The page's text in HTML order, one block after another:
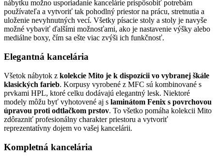
nábytku možno usporiadanie kancelárie prispôsobiť potrebám
používateľa a vytvoriť tak pohodlný priestor na prácu, stretnutia a
uloženie nevyhnutných vecí. Všetky písacie stoly a stoly je navyše
možné vybaviť ďalšími možnosťami, ako je nastavenie výšky alebo
mediálne boxy, čím sa ešte viac zvýši ich funkčnosť.
Elegantná kancelária
Všetok nábytok z kolekcie Mito je k dispozícii vo vybranej škále
klasických farieb. Korpusy vyrobené z MFC sú kombinované s
prvkami HPL, ktoré celku dodávajú elegantný lesk. Niektoré
modely môžu byť vyhotovené aj s laminátom Fenix s povrchovou
úpravou proti odtlačkom prstov. To všetko pomáha kolekcii Mito
zdôrazniť profesionálny charakter priestoru a vytvoriť
reprezentatívny dojem vo vašej kancelárii.
Kompletná kancelária